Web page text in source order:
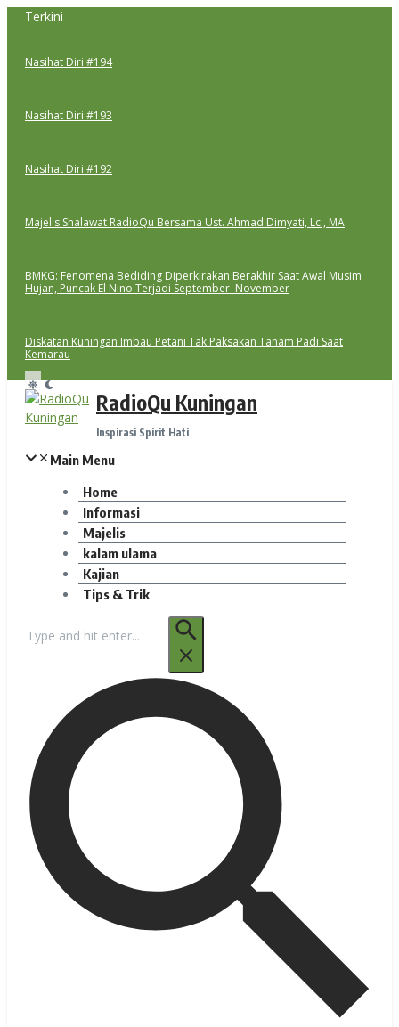
Lewati
Terkini
Nasihat Diri #194
Nasihat Diri #193
Nasihat Diri #192
Majelis Shalawat RadioQu Bersama Ust. Ahmad Dimyati, Lc., MA
BMKG: Fenomena Bediding Diperkirakan Berakhir Saat Awal Musim
Hujan, Puncak El Nino Terjadi September–November
Diskatan Kuningan Imbau Petani Tak Paksakan Tanam Padi Saat
Kemarau
RadioQu Kuningan
Inspirasi Spirit Hati
Main Menu
Home
Informasi
Majelis
kalam ulama
Kajian
Tips & Trik
untuk: